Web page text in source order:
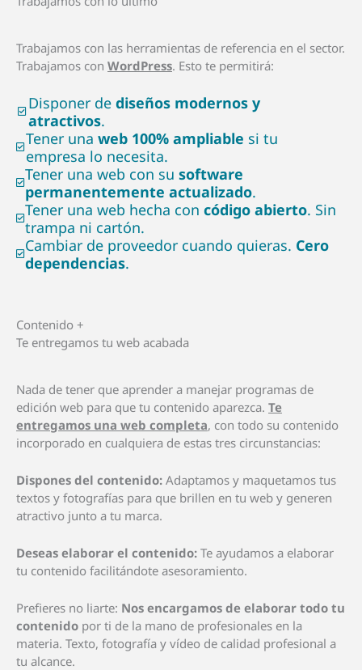
Trabajamos con las herramientas de referencia en el sector.
Trabajamos con WordPress. Esto te permitirá:
Disponer de diseños modernos y
atractivos.
Tener una web 100% ampliable si tu
empresa lo necesita.
Tener una web con su software
permanentemente actualizado.
Tener una web hecha con código abierto. Sin
trampa ni cartón.
Cambiar de proveedor cuando quieras. Cero
dependencias.
Contenido +
Te entregamos tu web acabada
Nada de tener que aprender a manejar programas de
edición web para que tu contenido aparezca. Te
entregamos una web completa, con todo su contenido
incorporado en cualquiera de estas tres circunstancias:
Dispones del contenido: Adaptamos y maquetamos tus
textos y fotografías para que brillen en tu web y generen
atractivo junto a tu marca.
Deseas elaborar el contenido: Te ayudamos a elaborar
tu contenido facilitándote asesoramiento.
Prefieres no liarte: Nos encargamos de elaborar todo tu
contenido por ti de la mano de profesionales en la
materia. Texto, fotografía y vídeo de calidad profesional a
tu alcance.